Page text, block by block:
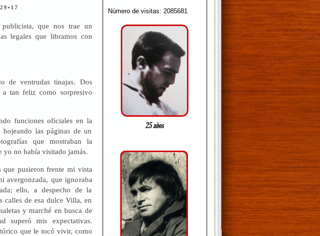
que nos trae un
legales que libramos con
de ventrudas tinajas. Dos
a tan feliz como sorpresivo
funciones oficiales en la
las páginas de un
que mostraban la
yo no había visitado jamás.
que pusieron frente mi vista
avergonzada, que ignoraba
ello, a despecho de la
calles de esa dulce Villa, en
y marché en busca de
superó mis expectativas.
que le tocó vivir, como
Número de visitas: 2085681